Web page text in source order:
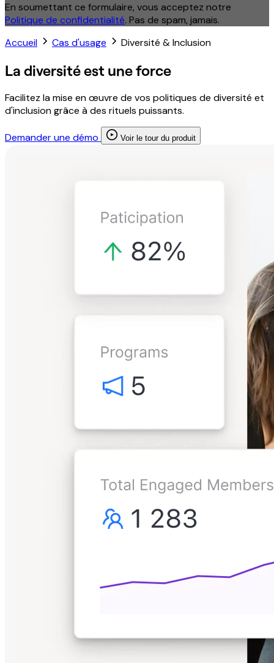
En soumettant ce formulaire, vous acceptez notre
Politique de confidentialité. Pas de spam, jamais.
Accueil
Cas d'usage Diversité & Inclusion
La diversité est une force
Facilitez la mise en œuvre de vos politiques de diversité et
d'inclusion grâce à des rituels puissants.
Demander une démo Voir le tour du produit